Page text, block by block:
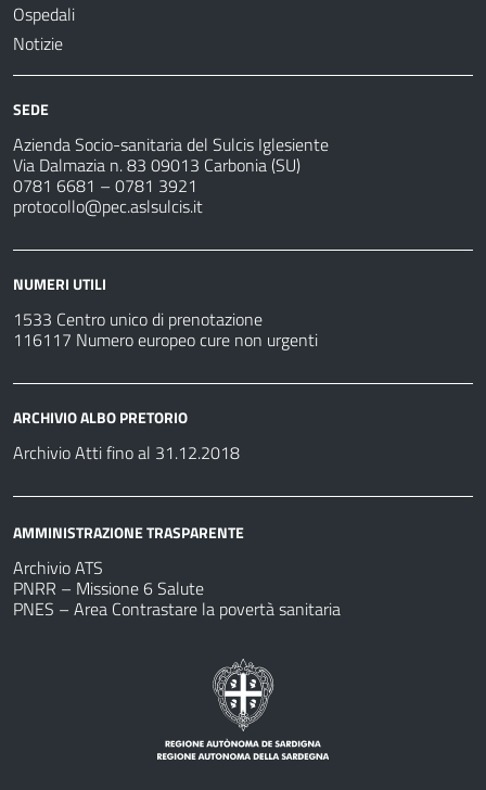
Ospedali
Notizie
SEDE
Azienda Socio-sanitaria del Sulcis Iglesiente
Via Dalmazia n. 83 09013 Carbonia (SU)
0781 6681 – 0781 3921
protocollo@pec.aslsulcis.it
NUMERI UTILI
1533 Centro unico di prenotazione
116117 Numero europeo cure non urgenti
ARCHIVIO ALBO PRETORIO
Archivio Atti fino al 31.12.2018
AMMINISTRAZIONE TRASPARENTE
Archivio ATS
PNRR – Missione 6 Salute
PNES – Area Contrastare la povertà sanitaria